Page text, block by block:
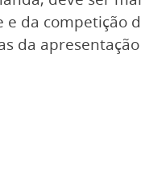
da competição
da